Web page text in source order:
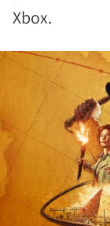
Xbox.